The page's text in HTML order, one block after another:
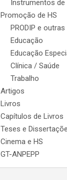
Instrumentos de
Promoção de HS
PRODIP e
Educação
Educação
Clínica / Saúde
Trabalho
Artigos
Livros
Capítulos de Livros
Teses e
Cinema e HS
GT-ANPEPP